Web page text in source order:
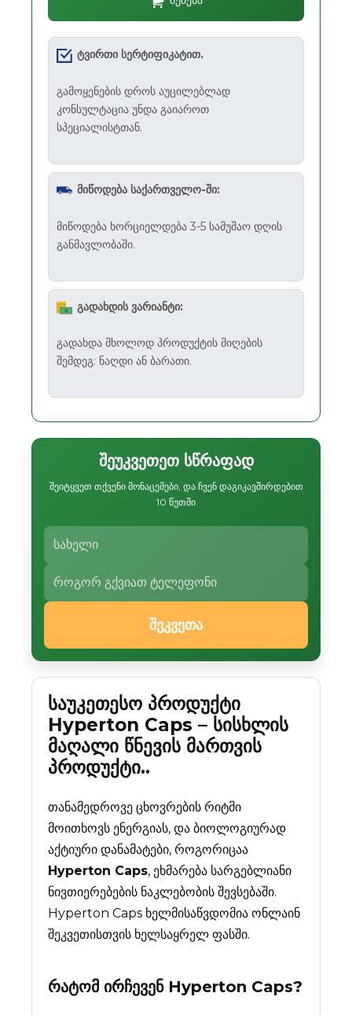
ტვირთი სერტიფიკატით.
გამოყენების დროს აუცილებლად
კონსულტაცია უნდა გაიაროთ
სპეციალისტთან.
მიწოდება საქართველო-ში:
მიწოდება ხორციელდება 3-5 სამუშაო დღის
განმავლობაში.
გადახდის ვარიანტი:
გადახდა მხოლოდ პროდუქტის მიღების
შემდეგ: ნაღდი ან ბარათი.
შეუკვეთეთ სწრაფად
შეიტყვეთ თქვენი მონაცემები, და ჩვენ დაგიკავშირდებით
10 წუთში
შეკვეთა
საუკეთესო პროდუქტი
Hyperton Caps – სისხლის
მაღალი წნევის მართვის
პროდუქტი..
თანამედროვე ცხოვრების რიტმი
მოითხოვს ენერგიას, და ბიოლოგიურად
აქტიური დანამატები, როგორიცაა
Hyperton Caps, ეხმარება სარგებლიანი
ნივთიერებების ნაკლებობის შევსებაში.
Hyperton Caps ხელმისაწვდომია ონლაინ
შეკვეთისთვის ხელსაყრელ ფასში.
რატომ ირჩევენ Hyperton Caps?